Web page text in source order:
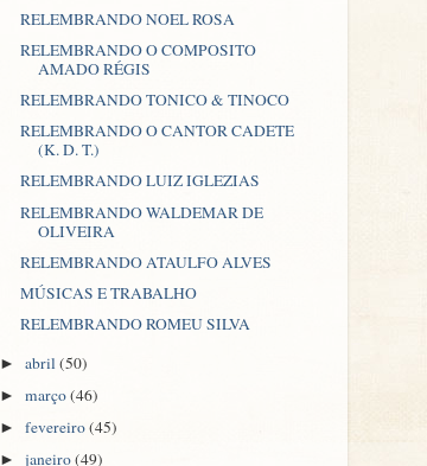
RELEMBRANDO NOEL ROSA
RELEMBRANDO O COMPOSITO
AMADO RÉGIS
RELEMBRANDO TONICO & TINOCO
RELEMBRANDO O CANTOR CADETE
(K. D. T.)
RELEMBRANDO LUIZ IGLEZIAS
RELEMBRANDO WALDEMAR DE
OLIVEIRA
RELEMBRANDO ATAULFO ALVES
MÚSICAS E TRABALHO
RELEMBRANDO ROMEU SILVA
►abril(50)
►março(46)
►fevereiro(45)
►janeiro(49)